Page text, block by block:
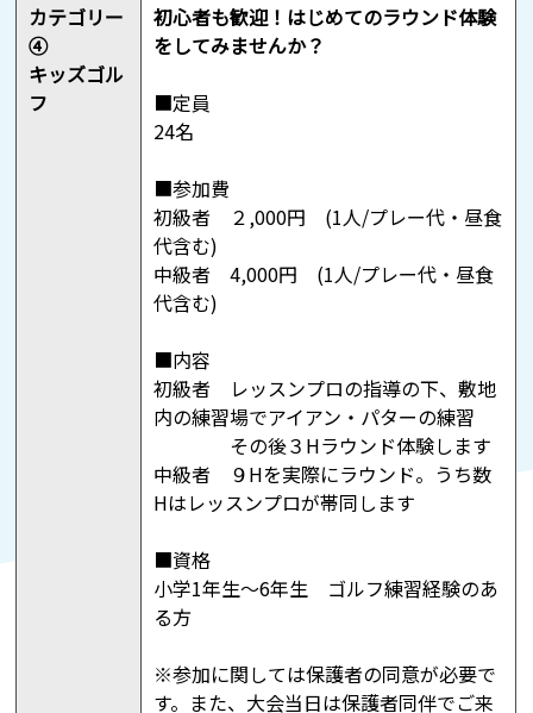
カテゴリー
④
キッズゴル
フ
初心者も歓迎！はじめてのラウンド体験
をしてみませんか？
■定員
24名
■参加費
初級者 ２,000円 (1人/プレー代・昼食
代含む)
中級者 4,000円 (1人/プレー代・昼食
代含む)
■内容
初級者 レッスンプロの指導の下、敷地
内の練習場でアイアン・パターの練習
その後３Hラウンド体験します
中級者 ９Hを実際にラウンド。うち数
Hはレッスンプロが帯同します
■資格
小学1年生～6年生 ゴルフ練習経験のあ
る方
※参加に関しては保護者の同意が必要で
す。また、大会当日は保護者同伴でご来